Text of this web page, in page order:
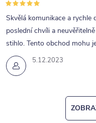
5.12.2023
Skvělá komunikace a rychle
poslední chvíli a
stihlo. Tento obchod mohu